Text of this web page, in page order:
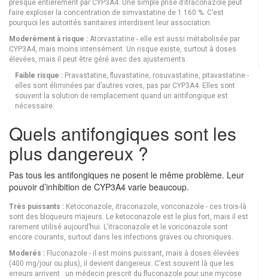
presque entièrement par CYP3A4. Une simple prise d’itraconazole peut
faire exploser la concentration de simvastatine de 1 160 %. C’est
pourquoi les autorités sanitaires interdisent leur association.
Moderément à risque : Atorvastatine - elle est aussi métabolisée par
CYP3A4, mais moins intensément. Un risque existe, surtout à doses
élevées, mais il peut être géré avec des ajustements.
Faible risque : Pravastatine, fluvastatine, rosuvastatine, pitavastatine -
elles sont éliminées par d’autres voies, pas par CYP3A4. Elles sont
souvent la solution de remplacement quand un antifongique est
nécessaire.
Quels antifongiques sont les
plus dangereux ?
Pas tous les antifongiques ne posent le même problème. Leur
pouvoir d’inhibition de CYP3A4 varie beaucoup.
Très puissants : Ketoconazole, itraconazole, voriconazole - ces trois-là
sont des bloqueurs majeurs. Le ketoconazole est le plus fort, mais il est
rarement utilisé aujourd’hui. L’itraconazole et le voriconazole sont
encore courants, surtout dans les infections graves ou chroniques.
Moderés : Fluconazole - il est moins puissant, mais à doses élevées
(400 mg/jour ou plus), il devient dangereux. C’est souvent là que les
erreurs arrivent : un médecin prescrit du fluconazole pour une mycose